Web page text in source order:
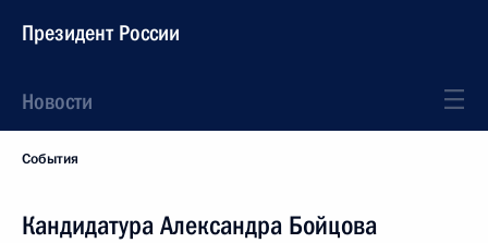
Президент России
Новости
События
Кандидатура Александра Бойцова